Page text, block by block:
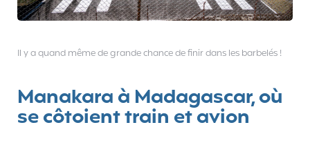
Il y a quand même de grande chance de finir dans les barbelés !
Manakara à Madagascar, où
se côtoient train et avion